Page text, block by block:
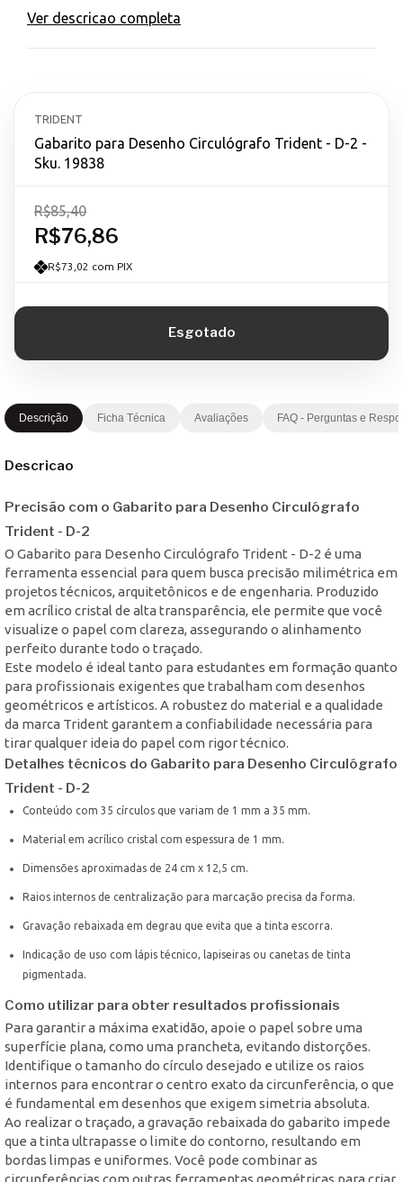
Ver descricao completa
TRIDENT
Gabarito para Desenho Circulógrafo Trident - D-2 -
Sku. 19838
R$76,86
R$85,40
R$73,02 com PIX
Descrição Ficha Técnica Avaliações FAQ - Perguntas e
Descricao
Precisão com o Gabarito para Desenho Circulógrafo
Trident - D-2
O Gabarito para Desenho Circulógrafo Trident - D-2 é uma
ferramenta essencial para quem busca precisão milimétrica em
projetos técnicos, arquitetônicos e de engenharia. Produzido
em acrílico cristal de alta transparência, ele permite que você
visualize o papel com clareza, assegurando o alinhamento
perfeito durante todo o traçado.
Este modelo é ideal tanto para estudantes em formação quanto
para profissionais exigentes que trabalham com desenhos
geométricos e artísticos. A robustez do material e a qualidade
da marca Trident garantem a confiabilidade necessária para
tirar qualquer ideia do papel com rigor técnico.
Detalhes técnicos do Gabarito para Desenho Circulógrafo
Trident - D-2
Conteúdo com 35 círculos que variam de 1 mm a 35 mm.
Material em acrílico cristal com espessura de 1 mm.
Dimensões aproximadas de 24 cm x 12,5 cm.
Raios internos de centralização para marcação precisa da forma.
Gravação rebaixada em degrau que evita que a tinta escorra.
Indicação de uso com lápis técnico, lapiseiras ou canetas de tinta
pigmentada.
Como utilizar para obter resultados profissionais
Para garantir a máxima exatidão, apoie o papel sobre uma
superfície plana, como uma prancheta, evitando distorções.
Identifique o tamanho do círculo desejado e utilize os raios
internos para encontrar o centro exato da circunferência, o que
é fundamental em desenhos que exigem simetria absoluta.
Ao realizar o traçado, a gravação rebaixada do gabarito impede
que a tinta ultrapasse o limite do contorno, resultando em
bordas limpas e uniformes. Você pode combinar as
circunferências com outras ferramentas geométricas para criar